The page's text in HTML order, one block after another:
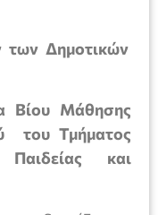
Δημοτικών
Βίου Μάθησης
του Τμήματος
Παιδείας και